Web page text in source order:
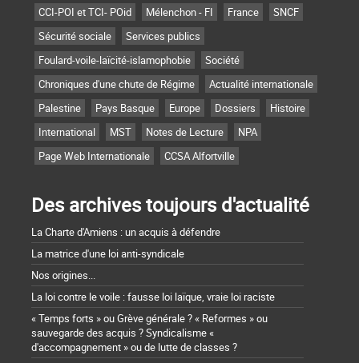
CCI-POI et TCI- POid
Mélenchon - FI France
SNCF
Sécurité sociale
Services publics
Foulard-voile-laïcité-islamophobie
Société
Chroniques d'une chute de Régime
Actualité internationale
Palestine
Pays Basque Europe Dossiers
Histoire
International
MST Notes de Lecture
NPA
Page Web Internationale
CCSA Alfortville
Des archives toujours d'actualité
La Charte d'Amiens : un acquis à défendre
La matrice d'une loi anti-syndicale
Nos origines...
La loi contre le voile : fausse loi laïque, vraie loi raciste
« Temps forts » ou Grève générale ? « Reformes » ou
sauvegarde des acquis ? Syndicalisme «
d'accompagnement » ou de lutte de classes ?